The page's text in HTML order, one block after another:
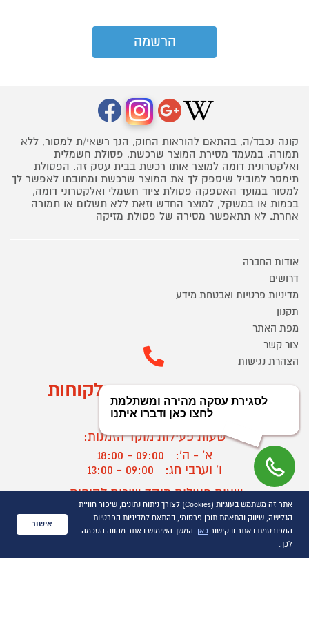
קונה נכבד/ה, בהתאם להוראות החוק, הנך רשאי/ת למסור, ללא
תמורה, במעמד מסירת המוצר שרכשת, פסולת חשמלית
ואלקטרונית דומה למוצר אותו רכשת בבית עסק זה. הפסולת
תימסר למוביל שיספק לך את המוצר שרכשת ומחובתו לאפשר לך
למסור במועד האספקה פסולת ציוד חשמלי ואלקטרוני דומה,
בכמות או במשקל, למוצר החדש וזאת ללא תשלום או תמורה
אחרת. לא תתאפשר מסירה של פסולת מזיקה
אודות החברה
דרושים
מדיניות פרטיות ואבטחת מידע
תקנון
מפת האתר
צור קשר
הצהרת נגישות
מוקד הזמנות ושירות לקוחות
03-9545370
שעות פעילות מוקד הזמנות:
א' - ה':
09:00 - 18:00
ו' וערבי חג:
09:00 - 13:00
שעות פעילות מוקד שירות לקוחות:
א' - ד':
09:00 - 16:30
ה :
09:00 - 16:00
חול המועד
?
אתר זה משתמש בעוגיות (Cookies) לצורך ניתוח נתונים, שיפור חוויית
הגלישה, שיווק והתאמת תוכן פרסומי, בהתאם למדיניות הפרטיות
המפורסמת באתר ובקישור כאן. המשך השימוש באתר מהווה הסכמה
לכך.
אישור